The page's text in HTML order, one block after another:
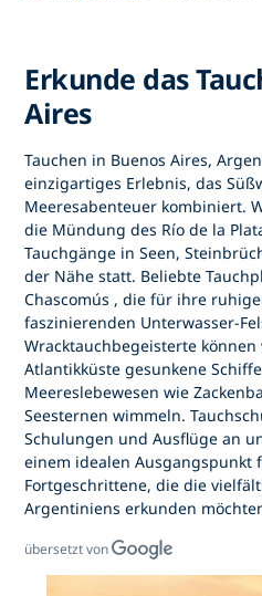
Erkunde das
Aires
Tauchen in Buenos Aires,
einzigartiges Erlebnis, das
Meeresabenteuer kombiniert.
die Mündung des Río de la
Tauchgänge inSeen,
der Nähe statt. Beliebte
Chascomús , die für ihre
faszinierenden Unterwasser-
Wracktauchbegeisterte können
Atlantikküste gesunkene Schiffe
Meereslebewesen wie
Seesternen wimmeln.
Schulungen und Ausflüge an
einem idealen Ausgangspunkt
Fortgeschrittene, diedie
Argentiniens erkunden
übersetzt von